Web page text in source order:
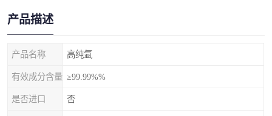
产品描述
产品名称 高纯氩
有效成分含量 ≥99.99%%
是否进口 否